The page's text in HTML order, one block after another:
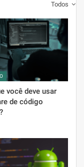
Todos
você deve usar
de código